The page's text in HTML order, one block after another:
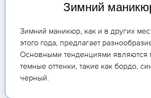
Зимний
Зимний маникюр, как и в других
этого года, предлагает
Основными тенденциями являются
темные оттенки, такие как бордо,
черный.